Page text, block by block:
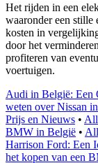
Het rijden in een
waaronder een stille
kosten in
door het
profiteren van
voertuigen.
Audi in België: Een
weten over Nissan
Prijs en Nieuws •
BMW in België •
Harrison Ford: Een
het kopen van een